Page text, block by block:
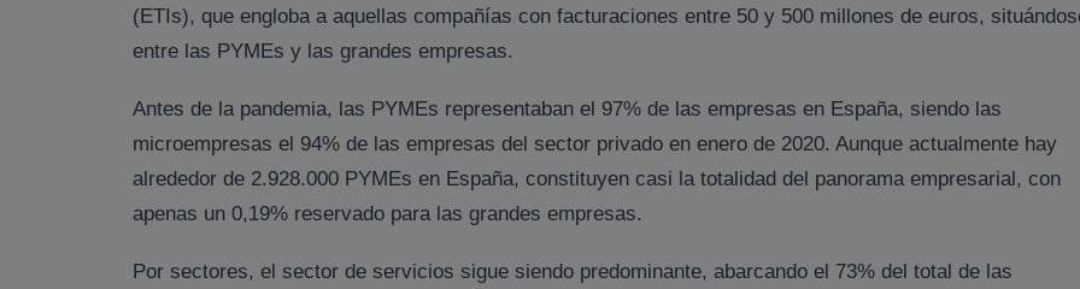
(ETIs), que engloba a aquellas compañías con facturaciones entre 50 y 500 millones de euros,
entre las PYMEs y las grandes empresas.
Antes de la pandemia, las PYMEs representaban el 97% de las empresas en España, siendo las
microempresas el 94% de las empresas del sector privado en enero de 2020. Aunque actualmente hay
alrededor de 2.928.000 PYMEs en España, constituyen casi la totalidad del panorama empresarial, con
apenas un 0,19% reservado para las grandes empresas.
Por sectores, el sector de servicios sigue siendo predominante, abarcando el 73% del total de las